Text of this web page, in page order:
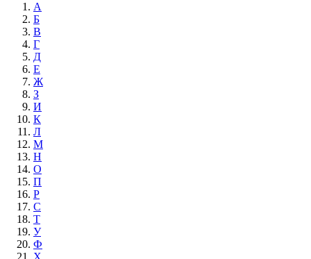
А
Б
В
Г
Д
Е
Ж
З
И
К
Л
М
Н
О
П
Р
С
Т
У
Ф